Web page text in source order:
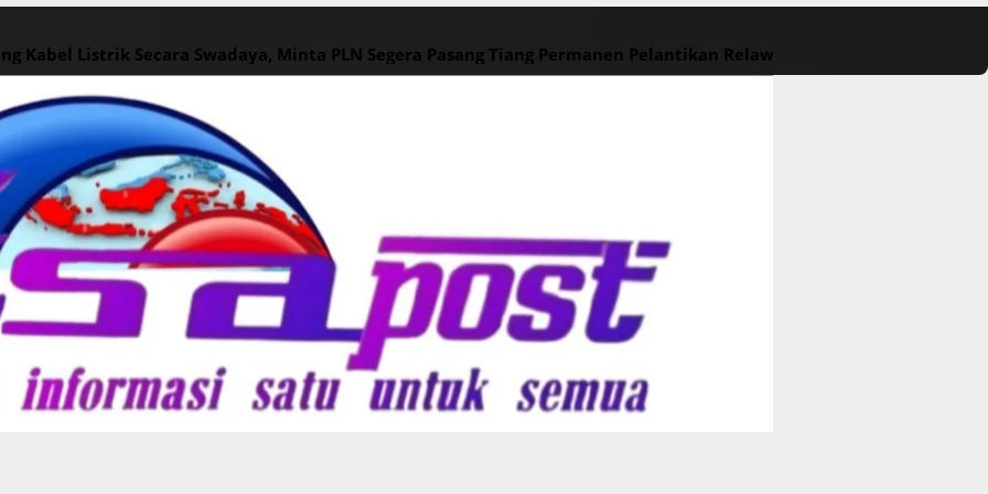
Kabel Listrik Secara Swadaya, Minta PLN Segera Pasang Tiang Permanen Pelantikan Relawan M. Rasyid Rajasa dan